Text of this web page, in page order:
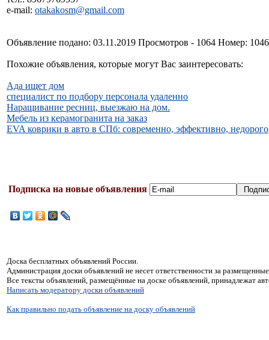
e-mail: otakakosm@gmail.com
Объявление подано: 03.11.2019 Просмотров - 1064 Номер:
Похожие объявления, которые могут Вас заинтересовать:
Ада ищет дом
специалист по подбору персонала удаленно
Наращивание ресниц, выезжаю на дом.
Мебель из керамогранита на заказ
EVA коврики в авто в СПб: современно, эффективно, недорого
Подписка на новые объявления
Доска бесплатных объявлений России.
Администрация доски объявлений не несет ответственности за
Все тексты объявлений, размещённые на доске объявлений, принадлежат
Написать модератору доски объявлений
Как правильно подать объявление на доску объявлений